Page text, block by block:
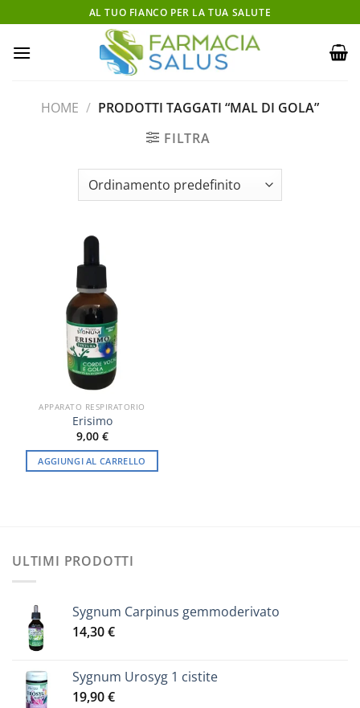
ai
contenuti
AL TUO FIANCO PER LA TUA SALUTE
HOME / PRODOTTI TAGGATI “MAL DI GOLA”
FILTRA
APPARATO RESPIRATORIO
Erisimo
9,00 €
AGGIUNGI AL CARRELLO
ULTIMI PRODOTTI
Sygnum Carpinus gemmoderivato
14,30€
Sygnum Urosyg 1 cistite
19,90€